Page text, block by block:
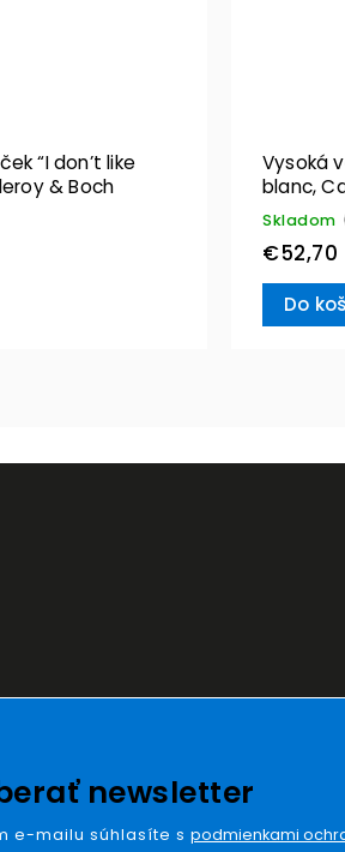
“I don’t like
& Boch
Vysoká
blanc,
Skladom
€52,70
Do
newsletter
e-mailu súhlasíte s podmienkami